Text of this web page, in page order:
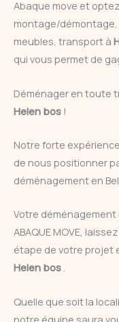
Abaque move et
montage/
meubles, transport à
qui vous permet de
Déménager en toute
Helen bos !
Notre forte
de nous positionner
déménagement en
Votre
ABAQUE MOVE,
étape de votre projet
Helen bos .
Quelle que soit la
notre équipe saura